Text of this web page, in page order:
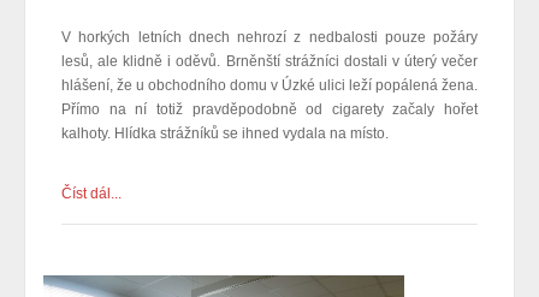
V horkých letních dnech nehrozí z nedbalosti pouze požáry
lesů, ale klidně i oděvů. Brněnští strážníci dostali v úterý večer
hlášení, že u obchodního domu v Úzké ulici leží popálená žena.
Přímo na ní totiž pravděpodobně od cigarety začaly hořet
kalhoty. Hlídka strážníků se ihned vydala na místo.
Číst dál...